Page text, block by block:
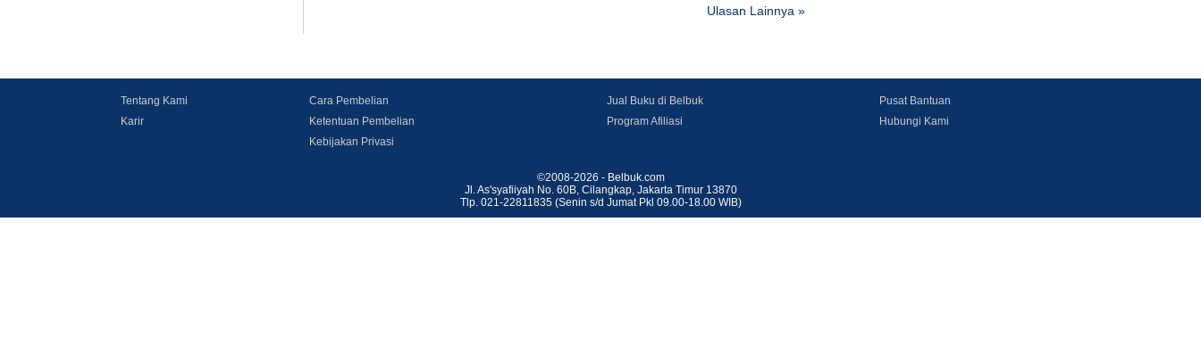
Ulasan Lainnya »
Tentang Kami
Karir
Cara Pembelian
Ketentuan Pembelian
Kebijakan Privasi
Jual Buku di Belbuk
Program Afiliasi
Pusat Bantuan
Hubungi Kami
©2008-2026 - Belbuk.com
Jl. As'syafiiyah No. 60B, Cilangkap, Jakarta Timur 13870
Tlp. 021-22811835 (Senin s/d Jumat Pkl 09.00-18.00 WIB)